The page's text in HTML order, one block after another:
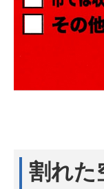
割れた